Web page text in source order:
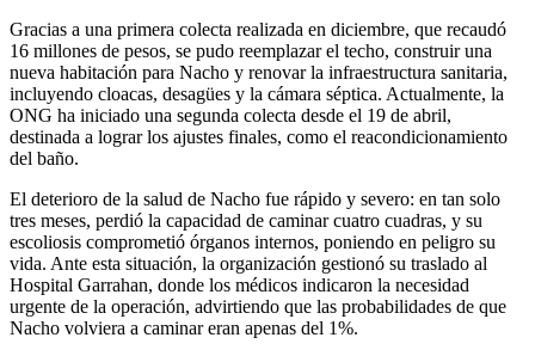
Gracias a una primera colecta realizada en diciembre, que recaudó
16 millones de pesos, se pudo reemplazar el techo, construir una
nueva habitación para Nacho y renovar la infraestructura sanitaria,
incluyendo cloacas, desagües y la cámara séptica. Actualmente, la
ONG ha iniciado una segunda colecta desde el 19 de abril,
destinada a lograr los ajustes finales, como el reacondicionamiento
del baño.
El deterioro de la salud de Nacho fue rápido y severo: en tan solo
tres meses, perdió la capacidad de caminar cuatro cuadras, y su
escoliosis comprometió órganos internos, poniendo en peligro su
vida. Ante esta situación, la organización gestionó su traslado al
Hospital Garrahan, donde los médicos indicaron la necesidad
urgente de la operación, advirtiendo que las probabilidades de que
Nacho volviera a caminar eran apenas del 1%.